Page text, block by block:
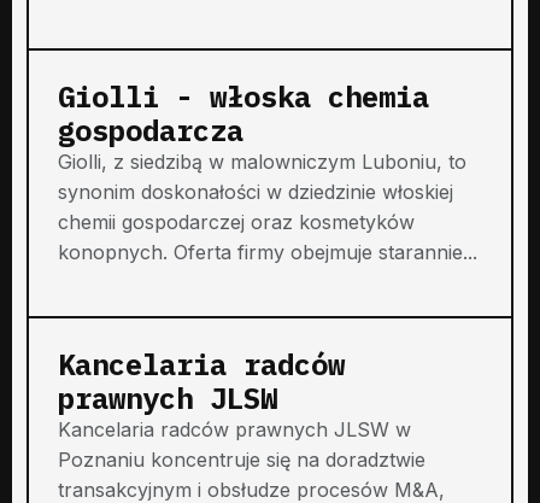
Giolli - włoska chemia
gospodarcza
Giolli, z siedzibą w malowniczym Luboniu, to
synonim doskonałości w dziedzinie włoskiej
chemii gospodarczej oraz kosmetyków
konopnych. Oferta firmy obejmuje starannie...
Kancelaria radców
prawnych JLSW
Kancelaria radców prawnych JLSW w
Poznaniu koncentruje się na doradztwie
transakcyjnym i obsłudze procesów M&A,